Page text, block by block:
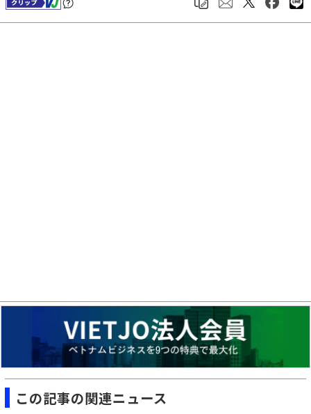
この記事の関連ニュース